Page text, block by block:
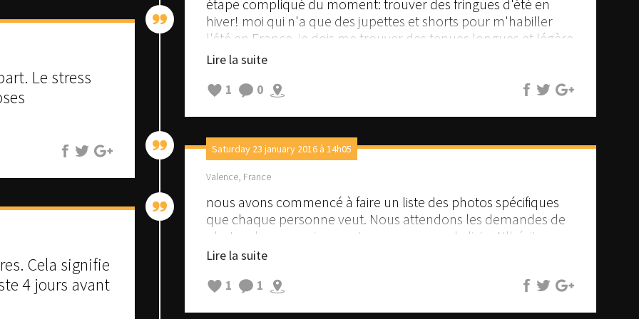
étape compliqué du moment: trouver des fringues d'été en
hiver! moi qui n'a que des jupettes et shorts pour m'habiller
l'été en France, je dois me trouver des tenues longues et légère
(pour couvrir les jambes). Je vais passer des longues soirées sur
Lire la suite
1
0
Le stress
Saturday 23 january 2016 à 14h05
Valence, France
nous avons commencé à faire un liste des photos spécifiques
que chaque personne veut. Nous attendons les demandes de
photos de ceux qui ne sont pas encore sur la liste. N'hésitez
pas!! ça permet de vous emmenez un peu avec nous là bas.
Lire la suite
1
1
Cela signifie
4 jours avant